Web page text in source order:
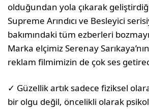
olduğundan yola çıkarak
Supreme Arındıcı ve Besleyici
bakımındaki tüm ezberleri
Marka elçimiz Serenay
reklam filmimizin de çok ses
✓ Güzellik artık sadece fizik­sel
bir olgu değil, öncelikli olarak